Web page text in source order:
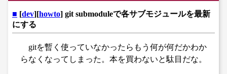
■ [dev][howto] git submoduleで各サブモジュールを最新
にする
gitを暫く使っていなかったらもう何が何だかわか
らなくなってしまった。本を買わないと駄目だな。